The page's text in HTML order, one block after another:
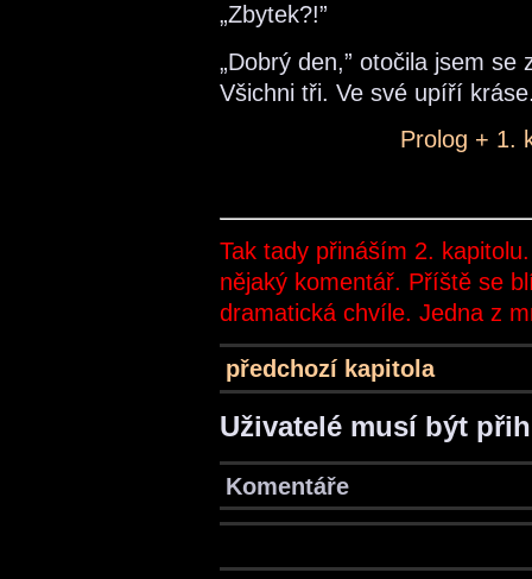
„Zbytek?!”
„Dobrý den,” otočila jsem
Všichni tři. Ve své upíří
Prolog + 1.
Tak tady přináším 2.
nějaký komentář. Příště se
dramatická chvíle. Jedna z
předchozí kapitola
Uživatelé musí být
Komentáře